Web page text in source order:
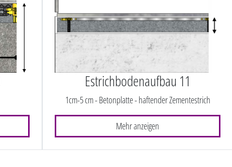
Estrichbodenaufbau 11
1cm-5 cm - Betonplatte - haftender Zementestrich
Mehr anzeigen